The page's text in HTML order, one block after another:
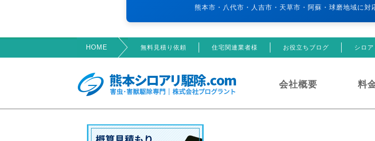
熊本市・八代市・人吉市・天草市・阿蘇・球磨地域に
HOME 無料見積り依頼 住宅関連業者様 お役立ちブログ シロ
会社概要 料